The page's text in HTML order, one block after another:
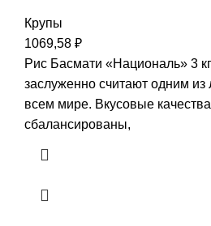
Крупы
1069,58 ₽
Рис Басмати «Националь» 3
заслуженно считают одним из
всем мире. Вкусовые
сбалансированы,